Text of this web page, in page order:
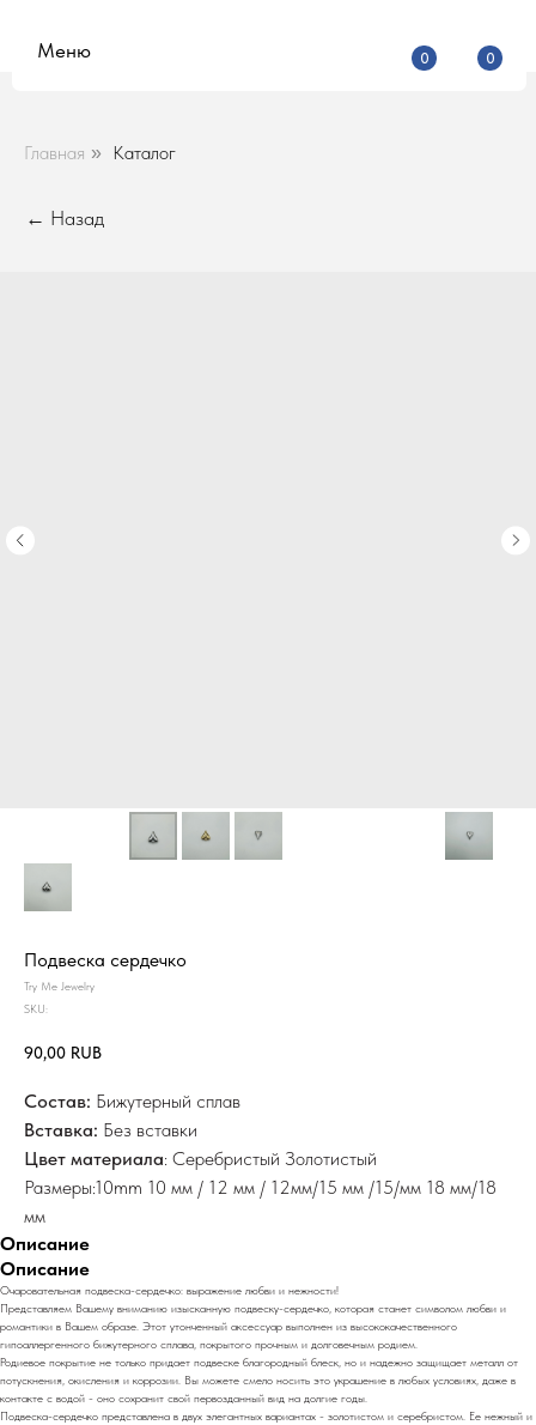
Главная » Каталог
← Назад
Подвеска сердечко
Try Me Jewelry
SKU:
90,00 RUB
Состав: Бижутерный сплав
Вставка: Без вставки
Цвет материала: Серебристый Золотистый
Размеры:10mm 10 мм / 12 мм / 12мм/15 мм /15/мм 18 мм/18
мм
Описание
Описание
Очаровательная подвеска-сердечко: выражение любви и нежности!
Представляем Вашему вниманию изысканную подвеску-сердечко, которая станет символом любви и
романтики в Вашем образе. Этот утонченный аксессуар выполнен из высококачественного
гипоаллергенного бижутерного сплава, покрытого прочным и долговечным родием.
Родиевое покрытие не только придает подвеске благородный блеск, но и надежно защищает металл от
потускнения, окисления и коррозии. Вы можете смело носить это украшение в любых условиях, даже в
контакте с водой - оно сохранит свой первозданный вид на долгие годы.
Подвеска-сердечко представлена в двух элегантных вариантах - золотистом и серебристом. Ее нежный и